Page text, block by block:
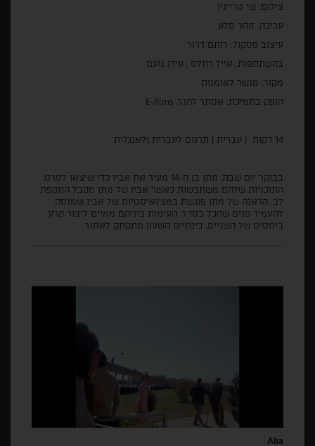
צילום: שי טריינין
עריכה: זוהר סלע
עיצוב פסקול: רותם דרור
בהשתתפות: אייל רוזלס , עידן נועם
מקור: מנשר לאומנות
הופק בתמיכת: אסתר להנר, E-films
14 דקות | עברית | תרגום לעברית ולאנגלית
בבוקר יום שבת, מתן בן ה-14 מעיר את אביו כדי שיצאו לסרט,
התוכניות שלהם משתבשות כאשר אביו של מתן מקבל התקפת
לב. הדאגה של מתן פוגשת במצ'ואיסטיות של אביו שמנסה
להעמיד פנים שהכל בסדר. העימות ביניהם מאיים ליצור קרע
ביחסים של השניים, בינתיים השעון מתקתק לאחור.
Aba